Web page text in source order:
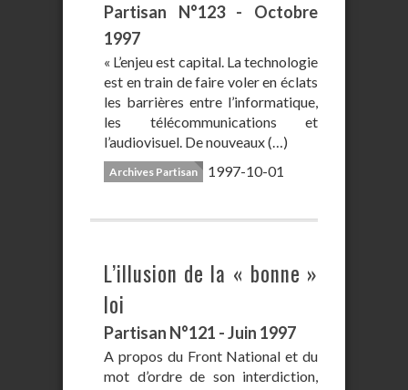
Partisan N°123 - Octobre
1997
« L’enjeu est capital. La technologie
est en train de faire voler en éclats
les barrières entre l’informatique,
les télécommunications et
l’audiovisuel. De nouveaux (…)
Archives Partisan 1997-10-01
L’illusion de la « bonne »
loi
Partisan N°121 - Juin 1997
A propos du Front National et du
mot d’ordre de son interdiction,